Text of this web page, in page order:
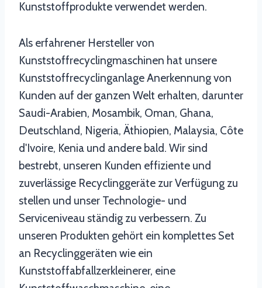
Kunststoffprodukte verwendet werden.
Als erfahrener Hersteller von
Kunststoffrecyclingmaschinen hat unsere
Kunststoffrecyclinganlage Anerkennung von
Kunden auf der ganzen Welt erhalten, darunter
Saudi-Arabien, Mosambik, Oman, Ghana,
Deutschland, Nigeria, Äthiopien, Malaysia, Côte
d'Ivoire, Kenia und andere bald. Wir sind
bestrebt, unseren Kunden effiziente und
zuverlässige Recyclinggeräte zur Verfügung zu
stellen und unser Technologie- und
Serviceniveau ständig zu verbessern. Zu
unseren Produkten gehört ein komplettes Set
an Recyclinggeräten wie ein
Kunststoffabfallzerkleinerer, eine